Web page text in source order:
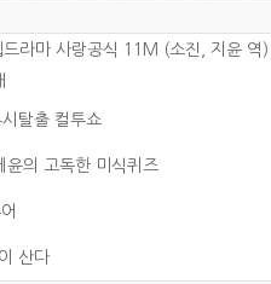
라마 사랑공식 11M (소진, 지윤 역)
탈출 컬투쇼
윤의 고독한 미식퀴즈
산다